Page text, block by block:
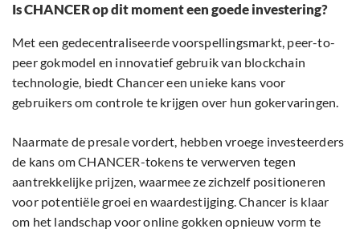
Is CHANCER op dit moment een goede investering?
Met een gedecentraliseerde voorspellingsmarkt, peer-to-
peer gokmodel en innovatief gebruik van blockchain
technologie, biedt Chancer een unieke kans voor
gebruikers om controle te krijgen over hun gokervaringen.
Naarmate de presale vordert, hebben vroege investeerders
de kans om CHANCER-tokens te verwerven tegen
aantrekkelijke prijzen, waarmee ze zichzelf positioneren
voor potentiële groei en waardestijging. Chancer is klaar
om het landschap voor online gokken opnieuw vorm te